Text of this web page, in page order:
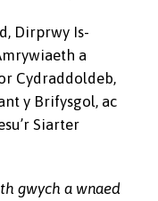
Dirprwy Is-
a
Cydraddoldeb,
y Brifysgol, ac
Siarter
gwych a wnaed